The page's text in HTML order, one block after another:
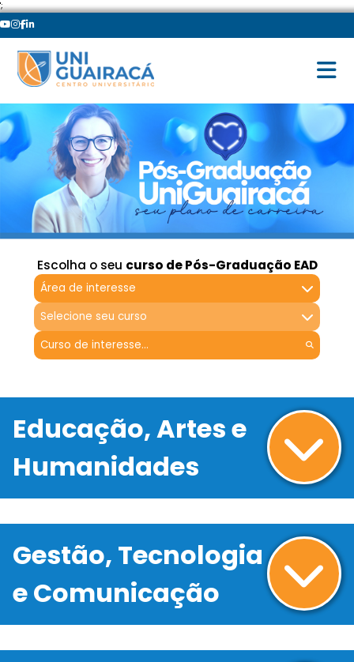
';
Escolha o seu curso de Pós-Graduação EAD
Área de interesse
Selecione seu curso
Educação, Artes e
Humanidades
Gestão, Tecnologia
e Comunicação